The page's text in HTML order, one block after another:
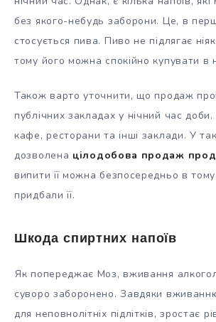
без якого-небудь заборони. Це, в
стосується пива. Пиво не підлягає
тому його можна спокійно купувати в
Також варто уточнити, що продаж
публічних закладах у нічний час
кафе, ресторани та інші заклади. У
дозволена цілодобова продаж
випити її можна безпосередньо в тому
придбали її.
Шкода спиртних напоїв
Як попереджає Моз, вживання
суворо заборонено. Завдяки
для неповнолітніх підлітків, зростає